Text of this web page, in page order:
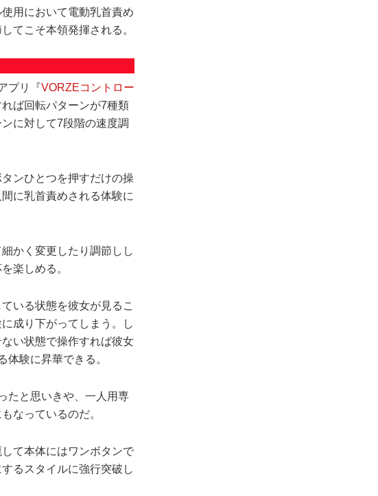
用において電動乳首責め
てこそ本領発揮される。
プリ『VORZEコントロー
ば回転パターンが7種類
に対して7段階の速度調
ンひとつを押すだけの操
に乳首責めされる体験に
かく変更したり調節しし
楽しめる。
いる状態を彼女が見るこ
成り下がってしまう。し
い状態で操作すれば彼女
体験に昇華できる。
たと思いきや、一人用専
なっているのだ。
て本体にはワンボタンで
るスタイルに強行突破し